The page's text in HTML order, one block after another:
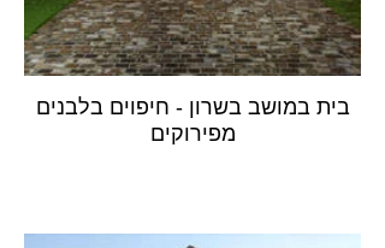
בית במושב בשרון - חיפוים בלבנים
מפירוקים